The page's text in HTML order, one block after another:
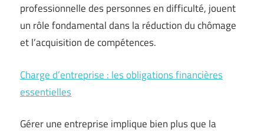
professionnelle des personnes en difficulté, jouent
un rôle fondamental dans la réduction du chômage
et l’acquisition de compétences.
Charge d’entreprise : les obligations financières
essentielles
Gérer une entreprise implique bien plus que la